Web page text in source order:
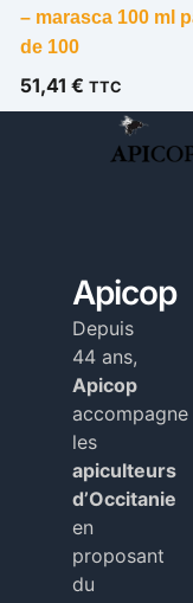
– marasca 100 ml
de 100
51,41 € TTC
Apicop
Depuis
44 ans,
Apicop
accompagne
les
apiculteurs
d’Occitanie
en
proposant
du